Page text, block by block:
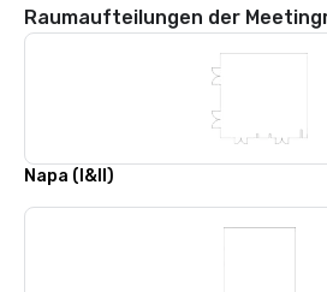
Raumaufteilungen der
Napa (I&II)